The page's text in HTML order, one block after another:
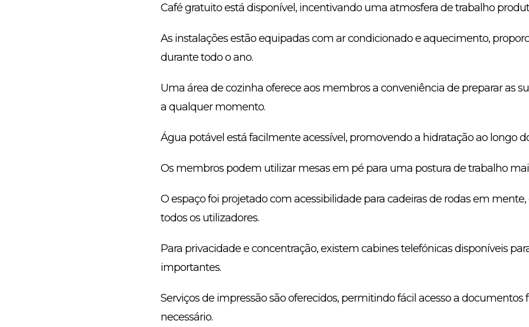
Café gratuito está disponível, incentivando uma atmosfera de trabalho
As instalações estão equipadas com ar condicionado e aquecimento,
durante todo o ano.
Uma área de cozinha oferece aos membros a conveniência de preparar as
a qualquer momento.
Água potável está facilmente acessível, promovendo a hidratação ao longo
Os membros podem utilizar mesas em pé para uma postura de trabalho
O espaço foi projetado com acessibilidade para cadeiras de rodas em
todos os utilizadores.
Para privacidade e concentração, existem cabines telefónicas disponíveis
importantes.
Serviços de impressão são oferecidos, permitindo fácil acesso a documentos
necessário.